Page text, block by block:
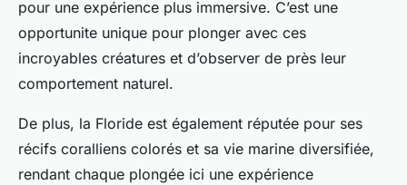
pour une expérience plus immersive. C’est une
opportunite unique pour plonger avec ces
incroyables créatures et d’observer de près leur
comportement naturel.
De plus, la Floride est également réputée pour ses
récifs coralliens colorés et sa vie marine diversifiée,
rendant chaque plongée ici une expérience